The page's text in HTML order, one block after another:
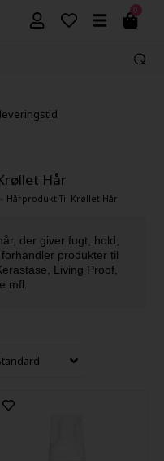
0
4,9 fra +9600 anmeldelser
Hår
Hårprodukt Til Krøllet Hår
der giver fugt, hold,
produkter til
Living Proof,
mfl.